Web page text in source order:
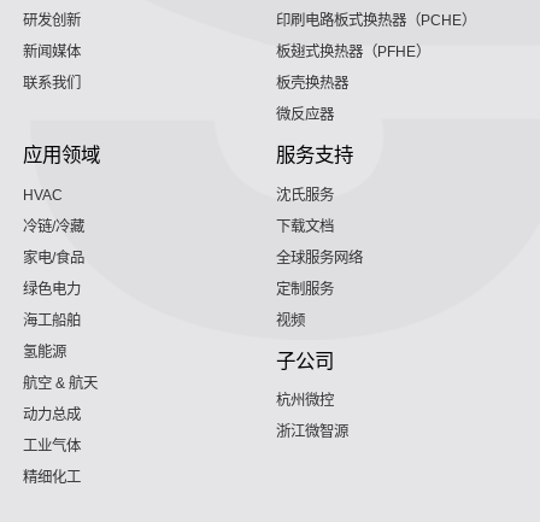
研发创新
新闻媒体
联系我们
印刷电路板式换热器（PCHE）
板翅式换热器（PFHE）
板壳换热器
微反应器
应用领域
HVAC
冷链/冷藏
家电/食品
绿色电力
海工船舶
氢能源
航空 & 航天
动力总成
工业气体
精细化工
服务支持
沈氏服务
下载文档
全球服务网络
定制服务
视频
子公司
杭州微控
浙江微智源